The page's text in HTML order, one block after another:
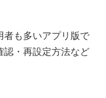
も多いアプリ版で
認・再設定方法など